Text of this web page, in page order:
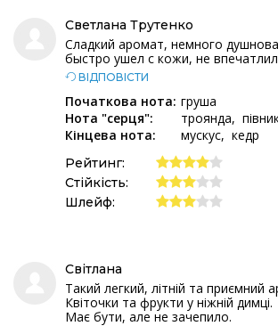
Светлана Трутенко
Сладкий аромат, немного
быстро ушел с кожи, не
ВІДПОВІСТИ
Початкова нота: груша
Нота "серця":
троянда
Кінцева нота:
мускус кедр
Рейтинг:
Стійкість:
Шлейф:
Світлана
Такий легкий, літній та приємний
Квіточки та фрукти у ніжній димці.
Має бути, але не зачепило.